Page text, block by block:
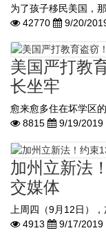
为了孩子移民美国，
42770
9/20/
美国严打教
长坐牢
愈来愈多住在坏学区
8815
9/19/2019
加州立新法
交媒体
上周四（9月12日）
4913
9/17/2019